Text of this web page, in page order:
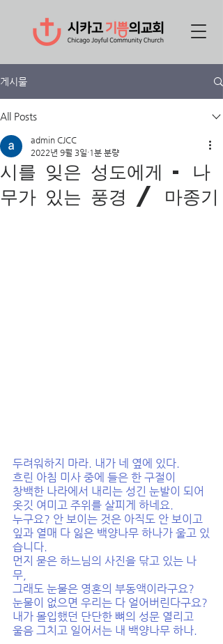
게시물
All Posts
시를 잊은 성도에게 - 나
무가 있는 풍경 / 마종기
admin CJCC
2022년 9월 3일 1분 분량
두려워하지 마라. 내가 네 옆에 있다.
흐린 아침 미사 중에 들은 한 구절이
창백한 나라에서 내리는 성긴 눈발이 되어
옷깃 여미고 주위를 살피게 하네요.
누구요? 안 보이는 것은 아직도 안 보이고
잎과 열매 다 잃은 백양나무 하나가 울고 있
습니다.
먼지 묻은 하느님의 사진을 닦고 있는 나
무,
그래도 눈물은 영혼의 부동액이라구요?
눈물이 없으면 우리는 다 얼어버린다구요?
내가 몰입했던 단단한 뼈의 성문 열리고
울음 그치고 일어서는 내 백양나무 하나.